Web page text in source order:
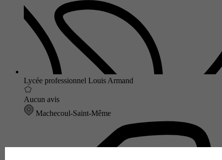
Lycée professionnel Louis Armand
Aucun avis
Machecoul-Saint-Même